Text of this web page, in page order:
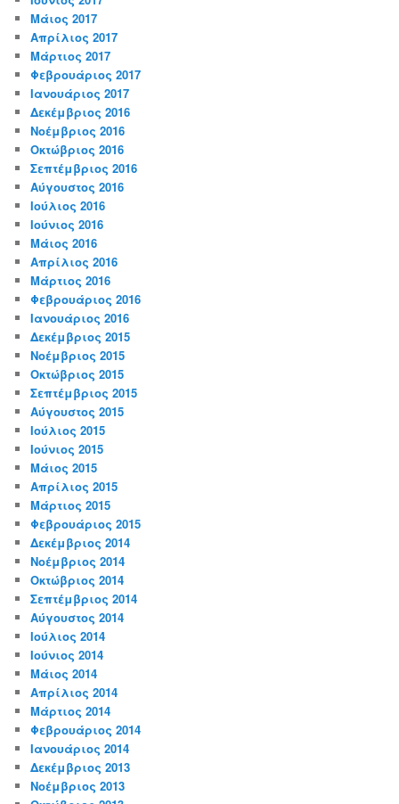
Μάιος 2017
Απρίλιος 2017
Μάρτιος 2017
Φεβρουάριος 2017
Ιανουάριος 2017
Δεκέμβριος 2016
Νοέμβριος 2016
Οκτώβριος 2016
Σεπτέμβριος 2016
Αύγουστος 2016
Ιούλιος 2016
Ιούνιος 2016
Μάιος 2016
Απρίλιος 2016
Μάρτιος 2016
Φεβρουάριος 2016
Ιανουάριος 2016
Δεκέμβριος 2015
Νοέμβριος 2015
Οκτώβριος 2015
Σεπτέμβριος 2015
Αύγουστος 2015
Ιούλιος 2015
Ιούνιος 2015
Μάιος 2015
Απρίλιος 2015
Μάρτιος 2015
Φεβρουάριος 2015
Δεκέμβριος 2014
Νοέμβριος 2014
Οκτώβριος 2014
Σεπτέμβριος 2014
Αύγουστος 2014
Ιούλιος 2014
Ιούνιος 2014
Μάιος 2014
Απρίλιος 2014
Μάρτιος 2014
Φεβρουάριος 2014
Ιανουάριος 2014
Δεκέμβριος 2013
Νοέμβριος 2013